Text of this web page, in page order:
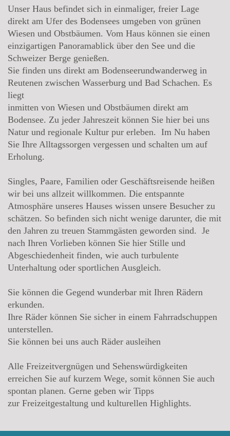
Unser Haus befindet sich in einmaliger, freier Lage
direkt am Ufer des Bodensees umgeben von grünen
Wiesen und Obstbäumen. Vom Haus können sie einen
einzigartigen Panoramablick über den See und die
Schweizer Berge genießen.
Sie finden uns direkt am Bodenseerundwanderweg in
Reutenen zwischen Wasserburg und Bad Schachen. Es
liegt
inmitten von Wiesen und Obstbäumen direkt am
Bodensee. Zu jeder Jahreszeit können Sie hier bei uns
Natur und regionale Kultur pur erleben. Im Nu haben
Sie Ihre Alltagssorgen vergessen und schalten um auf
Erholung.
Singles, Paare, Familien oder Geschäftsreisende heißen
wir bei uns allzeit willkommen. Die entspannte
Atmosphäre unseres Hauses wissen unsere Besucher zu
schätzen. So befinden sich nicht wenige darunter, die mit
den Jahren zu treuen Stammgästen geworden sind. Je
nach Ihren Vorlieben können Sie hier Stille und
Abgeschiedenheit finden, wie auch turbulente
Unterhaltung oder sportlichen Ausgleich.
Sie können die Gegend wunderbar mit Ihren Rädern
erkunden.
Ihre Räder können Sie sicher in einem Fahrradschuppen
unterstellen.
Sie können bei uns auch Räder ausleihen
Alle Freizeitvergnügen und Sehenswürdigkeiten
erreichen Sie auf kurzem Wege, somit können Sie auch
spontan planen. Gerne geben wir Tipps
zur Freizeitgestaltung und kulturellen Highlights.